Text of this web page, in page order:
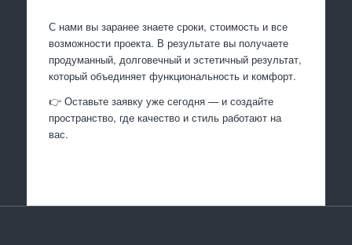
С нами вы заранее знаете сроки, стоимость и все
возможности проекта. В результате вы получаете
продуманный, долговечный и эстетичный результат,
который объединяет функциональность и комфорт.
👉 Оставьте заявку уже сегодня — и создайте
пространство, где качество и стиль работают на
вас.